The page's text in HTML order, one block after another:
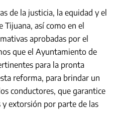
de la justicia, la equidad y el
Tijuana, así como en el
aprobadas por el
que el Ayuntamiento de
para la pronta
reforma, para brindar un
conductores, que garantice
extorsión por parte de las